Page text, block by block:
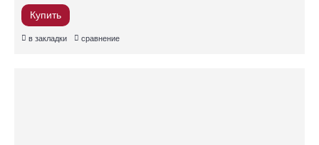
Купить
в закладки сравнение